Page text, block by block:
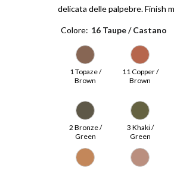
delicata delle palpebre. Finish
Colore 16 Taupe / Castano
1 Topaze /
Brown
11 Copper /
Brown
2 Bronze /
Green
3 Khaki /
Green